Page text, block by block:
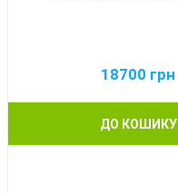
18700 грн
ДО КОШИКУ